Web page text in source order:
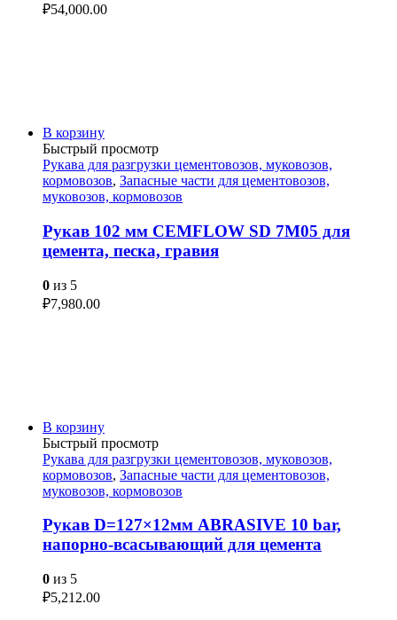
₽54,000.00
В корзину
Быстрый просмотр
Рукава для разгрузки цементовозов, муковозов,
кормовозов, Запасные части для цементовозов,
муковозов, кормовозов
Рукав 102 мм CEMFLOW SD 7M05 для
цемента, песка, гравия
0 из 5
₽7,980.00
В корзину
Быстрый просмотр
Рукава для разгрузки цементовозов, муковозов,
кормовозов, Запасные части для цементовозов,
муковозов, кормовозов
Рукав D=127×12мм ABRASIVE 10 bar,
напорно-всасывающий для цемента
0 из 5
₽5,212.00